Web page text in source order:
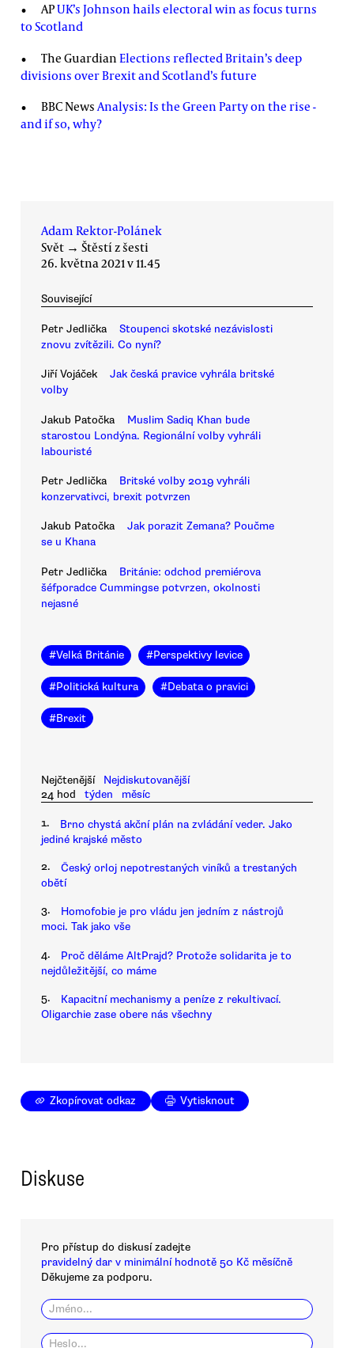
APUK’s Johnson hails electoral win as focus turns
to Scotland
The Guardian Elections reflected Britain’s deep
divisions over Brexit and Scotland’s future
BBC News Analysis: Is the Green Party on the rise -
and if so, why?
Adam Rektor-Polánek
Svět → Štěstí z šesti
26. května 2021 v 11.45
Související
Petr Jedlička
Stoupenci skotské nezávislosti
znovu zvítězili. Co nyní?
Jiří Vojáček
Jak česká pravice vyhrála britské
volby
Jakub Patočka
Muslim Sadiq Khan bude
starostou Londýna. Regionální volby vyhráli
labouristé
Petr Jedlička
Britské volby 2019 vyhráli
konzervativci, brexit potvrzen
Jakub Patočka
Jak porazit Zemana? Poučme
se u Khana
Petr Jedlička
Británie: odchod premiérova
šéfporadce Cummingse potvrzen, okolnosti
nejasné
#Velká Británie #Perspektivy levice
#Politická kultura #Debata o pravici
#Brexit
Nejčtenější
Nejdiskutovanější
24 hod
týden měsíc
1.
Brno chystá akční plán na zvládání veder. Jako
jediné krajské město
2.
Český orloj nepotrestaných viníků a trestaných
obětí
3.
Homofobie je pro vládu jen jedním z nástrojů
moci. Tak jako vše
4.
Proč děláme AltPrajd? Protože solidarita je to
nejdůležitější, co máme
5.
Kapacitní mechanismy a peníze z rekultivací.
Oligarchie zase obere nás všechny
Zkopírovat odkaz Vytisknout
Diskuse
Pro přístup do diskusí zadejte
pravidelný dar v minimální hodnotě 50 Kč měsíčně
Děkujeme za podporu.